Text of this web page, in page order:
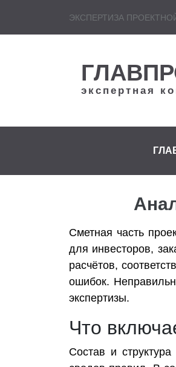
ЭКСПЕРТИЗА
экспертная
Сметная часть
для инвесторов,
расчётов,
ошибок.
экспертизы.
Что
Состав и